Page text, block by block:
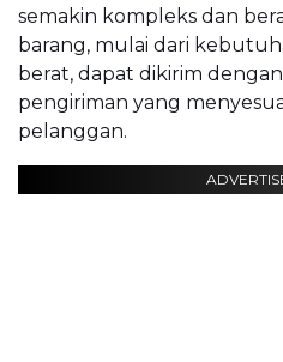
semakin kompleks dan
barang, mulai dari
berat, dapat dikirim
pengiriman yang
pelanggan.